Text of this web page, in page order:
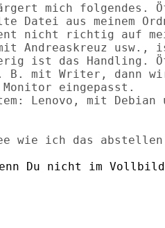
mich folgendes.
aus meinem
nicht richtig auf
Andreaskreuz
ist das Handling.
B. mit Writer, dann
eingepasst.
Lenovo, mit
Du nicht im